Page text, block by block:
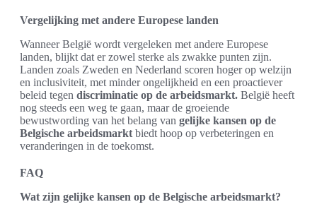
Vergelijking met andere Europese landen
Wanneer België wordt vergeleken met andere Europese
landen, blijkt dat er zowel sterke als zwakke punten zijn.
Landen zoals Zweden en Nederland scoren hoger op welzijn
en inclusiviteit, met minder ongelijkheid en een proactiever
beleid tegen discriminatie op de arbeidsmarkt. België heeft
nog steeds een weg te gaan, maar de groeiende
bewustwording van het belang van gelijke kansen op de
Belgische arbeidsmarkt biedt hoop op verbeteringen en
veranderingen in de toekomst.
FAQ
Wat zijn gelijke kansen op de Belgische arbeidsmarkt?